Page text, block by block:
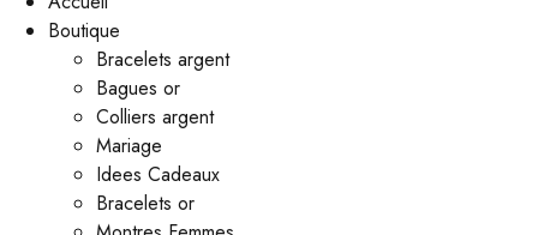
Boutique
Bracelets argent
Bagues or
Colliers argent
Mariage
Idees Cadeaux
Bracelets or